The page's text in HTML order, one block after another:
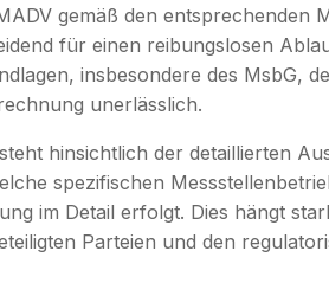
gemäß den entsprechenden
für einen reibungslosen
insbesondere des MsbG,
unerlässlich.
hinsichtlich der detaillierten
spezifischen
im Detail erfolgt. Dies hängt
Parteien und den